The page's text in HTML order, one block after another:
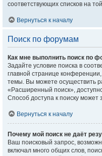
соответствующих списков на
Вернуться к началу
Поиск по форумам
Как мне выполнить поиск по
Задайте условие поиска в
главной странице
темы. Вы можете осуществить
«Расширенный поиск»,
Способ доступа к поиску может
Вернуться к началу
Почему мой поиск не даёт
Ваш поисковый запрос,
включал много общих слов,